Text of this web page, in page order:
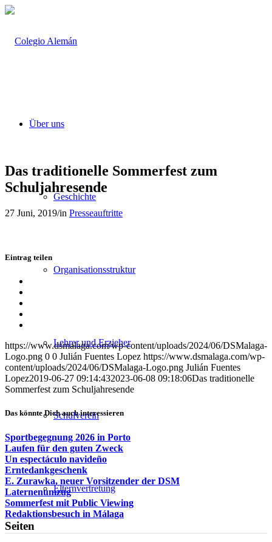
Über uns
Geschichte
Organisationsstruktur
Lehrer und Erzieher
Schulverein
Elternvertretung
Das traditionelle Sommerfest zum
Schuljahresende
27 Juni, 2019/in Presseauftritte
Eintrag teilen
Mail
teilen
https://www.dsmalaga.com/wp-content/uploads/2024/06/DSMalaga-
Logo.png 0 0 Julián Fuentes Lopez https://www.dsmalaga.com/wp-
content/uploads/2024/06/DSMalaga-Logo.png Julián Fuentes
Lopez2019-06-27 09:14:432023-06-08 09:18:06Das traditionelle
Sommerfest zum Schuljahresende
Das könnte Dich auch interessieren
Sportbegegnung 2026 in Porto
Laufen für den guten Zweck
Un espectáculo navideño
Erntedankgeschenk
E. Zurawka, neuer Vorsitzender der DSM
Laternenumzug
Sommerfest mit Public Viewing
Redaktionsbesuch in Málaga
Seiten